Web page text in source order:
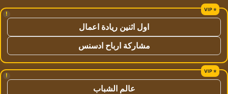
!
اول اثنين ريادة اعمال
مشاركة ارباح ادسنس
!
عالم الشباب